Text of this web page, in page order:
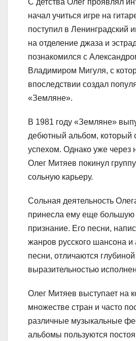
начал учиться игре на
поступил в Ленинградский
на отделение джаза и
познакомился с
Владимиром Мигуля, с
впоследствии создал
«Земляне».
В 1981 году «Земляне»
дебютный альбом, который
успехом. Однако уже через
Олег Митяев покинул
сольную карьеру.
Сольная деятельность
принесла ему еще большую
признание. Его песни,
жанров русского шансона и
песни, отличаются глубиной
выразительностью
Олег Митяев выступает на
множестве стран и часто
различные музыкальные
альбомы пользуются